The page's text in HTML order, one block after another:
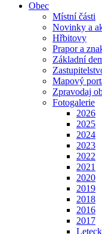
Obec
Místní části
Novinky a
Hřbitovy
Prapor a
Základní
Mapový
Zpravodaj
Fotogalerie
2026
2025
2024
2023
2022
2021
2020
2019
2018
2016
2017